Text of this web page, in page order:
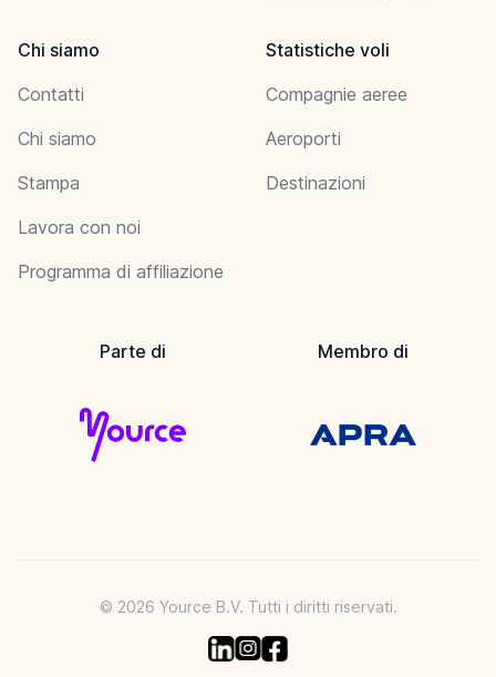
Chi siamo
Contatti
Chi siamo
Stampa
Lavora con noi
Programma di affiliazione
Statistiche voli
Compagnie aeree
Aeroporti
Destinazioni
Parte di Membro di
© 2026 Yource B.V. Tutti i diritti riservati.